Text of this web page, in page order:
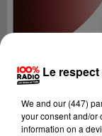
Le
We and our (447)
your consent and/or
information on a